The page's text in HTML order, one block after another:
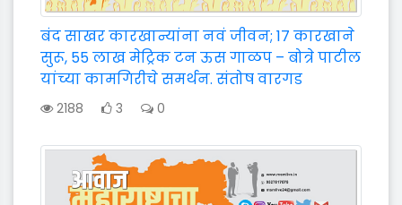
बंद साखर कारखान्यांना नवं जीवन; 17 कारखाने
सुरू, 55 लाख मेट्रिक टन ऊस गाळप – बोत्रे पाटील
यांच्या कामगिरीचे समर्थन. संतोष वारगड
2188 3 0